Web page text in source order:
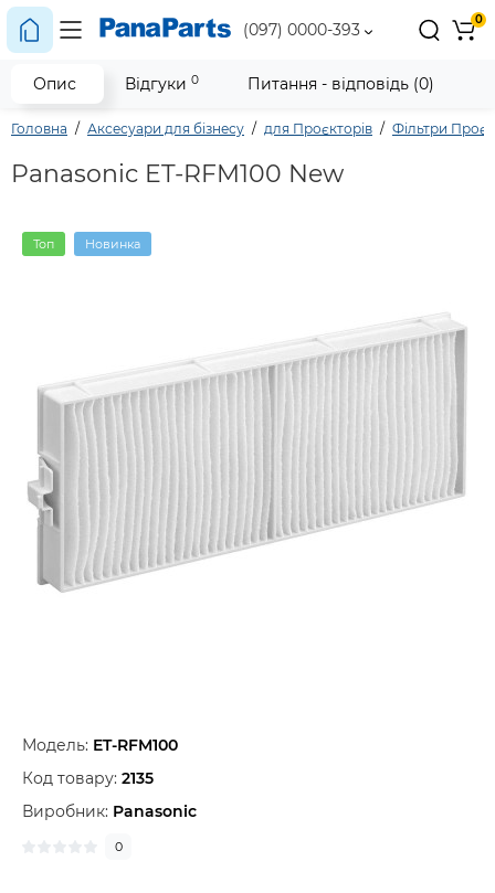
(097) 0000-393
0
Головна Аксесуари для бізнесу для Проєкторів Фільтри
Panasonic ET-RFM100 New
Топ Новинка
Модель: ET-RFM100
Код товару: 2135
Виробник: Panasonic
0
Опис Відгуки 0 Питання - відповідь (0)